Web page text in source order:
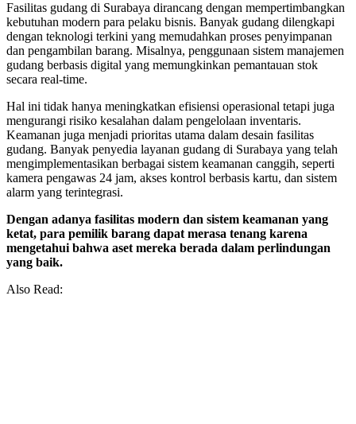
Fasilitas gudang di Surabaya dirancang dengan mempertimbangkan
kebutuhan modern para pelaku bisnis. Banyak gudang dilengkapi
dengan teknologi terkini yang memudahkan proses penyimpanan
dan pengambilan barang. Misalnya, penggunaan sistem manajemen
gudang berbasis digital yang memungkinkan pemantauan stok
secara real-time.
Hal ini tidak hanya meningkatkan efisiensi operasional tetapi juga
mengurangi risiko kesalahan dalam pengelolaan inventaris.
Keamanan juga menjadi prioritas utama dalam desain fasilitas
gudang. Banyak penyedia layanan gudang di Surabaya yang telah
mengimplementasikan berbagai sistem keamanan canggih, seperti
kamera pengawas 24 jam, akses kontrol berbasis kartu, dan sistem
alarm yang terintegrasi.
Dengan adanya fasilitas modern dan sistem keamanan yang
ketat, para pemilik barang dapat merasa tenang karena
mengetahui bahwa aset mereka berada dalam perlindungan
yang baik.
Also Read: